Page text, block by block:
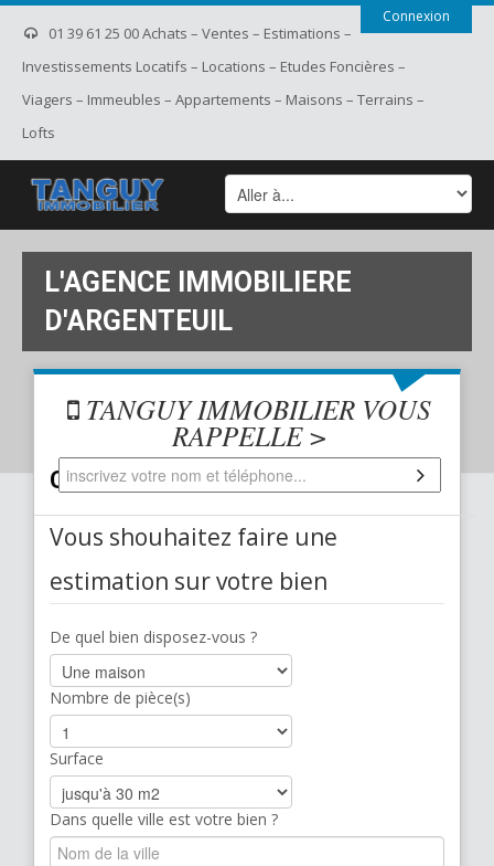
Connexion
01 39 61 25 00 Achats – Ventes – Estimations –
Investissements Locatifs – Locations – Etudes Foncières –
Viagers – Immeubles – Appartements – Maisons – Terrains –
Lofts
L'AGENCE IMMOBILIERE
D'ARGENTEUIL
TANGUY IMMOBILIER VOUS
RAPPELLE >
CONTACTEZ NOUS
Vous shouhaitez faire une
estimation sur votre bien
De quel bien disposez-vous ?
Nombre de pièce(s)
Surface
Dans quelle ville est votre bien ?